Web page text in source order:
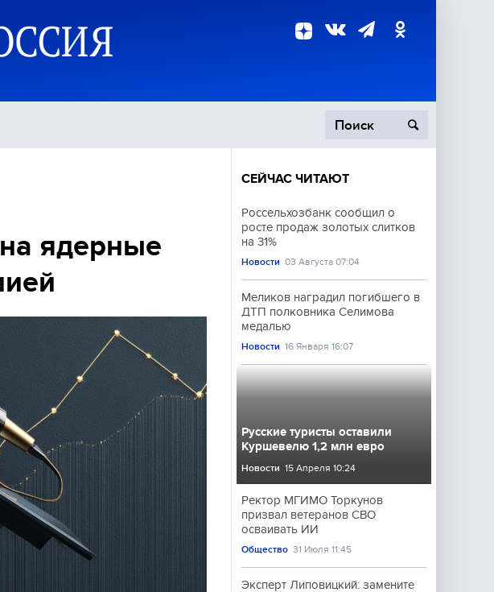
Происшествия
ядерные
СЕЙЧАС ЧИТАЮТ
Россельхозбанк сообщил о
росте продаж золотых слитков
на 31%
Новости 03 Августа 07:04
Меликов наградил погибшего в
ДТП полковника Селимова
медалью
Новости 16 Января 16:07
Русские туристы оставили
Куршевелю 1,2 млн евро
Новости 15 Апреля 10:24
Ректор МГИМО Торкунов
призвал ветеранов СВО
осваивать ИИ
Общество 31 Июля 11:45
Эксперт Липовицкий: замените